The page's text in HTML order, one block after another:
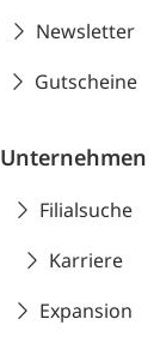
Newsletter
Gutscheine
Unternehmen
Filialsuche
Karriere
Expansion